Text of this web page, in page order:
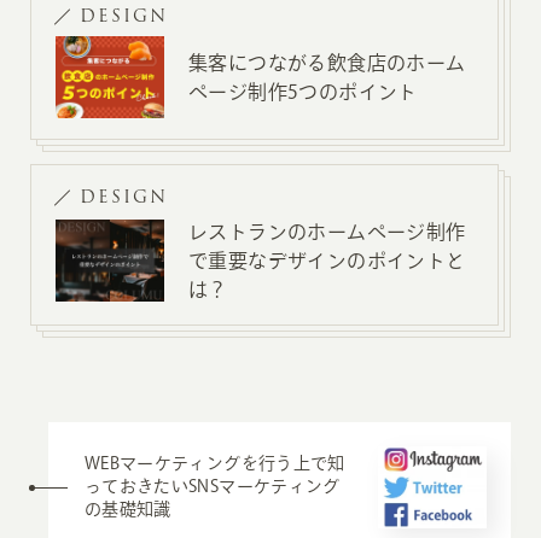
DESIGN
集客につながる飲食店のホーム
ページ制作5つのポイント
DESIGN
レストランのホームページ制作
で重要なデザインのポイントと
は？
WEBマーケティングを行う上で知
っておきたいSNSマーケティング
の基礎知識